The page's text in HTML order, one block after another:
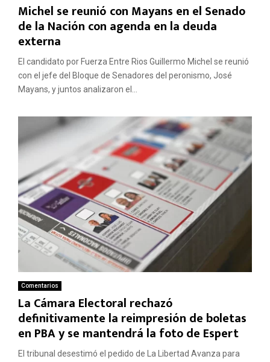
Michel se reunió con Mayans en el Senado
de la Nación con agenda en la deuda
externa
El candidato por Fuerza Entre Rios Guillermo Michel se reunió
con el jefe del Bloque de Senadores del peronismo, José
Mayans, y juntos analizaron el...
Comentarios
La Cámara Electoral rechazó
definitivamente la reimpresión de boletas
en PBA y se mantendrá la foto de Espert
El tribunal desestimó el pedido de La Libertad Avanza para